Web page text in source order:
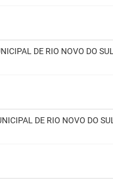
DE RIO NOVO DO SUL
DE RIO NOVO DO SUL